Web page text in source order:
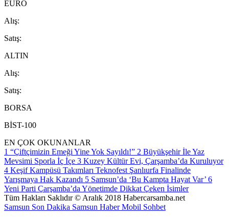
EURO
Alış:
Satış:
ALTIN
Alış:
Satış:
BORSA
BİST-100
EN ÇOK OKUNANLAR
1 “Çiftçimizin Emeği Yine Yok Sayıldı!” 2 Büyükşehir İle Yaz
Mevsimi Sporla İç İçe 3 Kuzey Kültür Evi, Çarşamba’da Kuruluyor
4 Keşif Kampüsü Takımları Teknofest Şanlıurfa Finalinde
Yarışmaya Hak Kazandı 5 Samsun’da ‘Bu Kampta Hayat Var’ 6
Yeni Parti Çarşamba’da Yönetimde Dikkat Çeken İsimler
Tüm Hakları Saklıdır © Aralık 2018 Habercarsamba.net
Samsun Son Dakika Samsun HaberMobil Sohbet